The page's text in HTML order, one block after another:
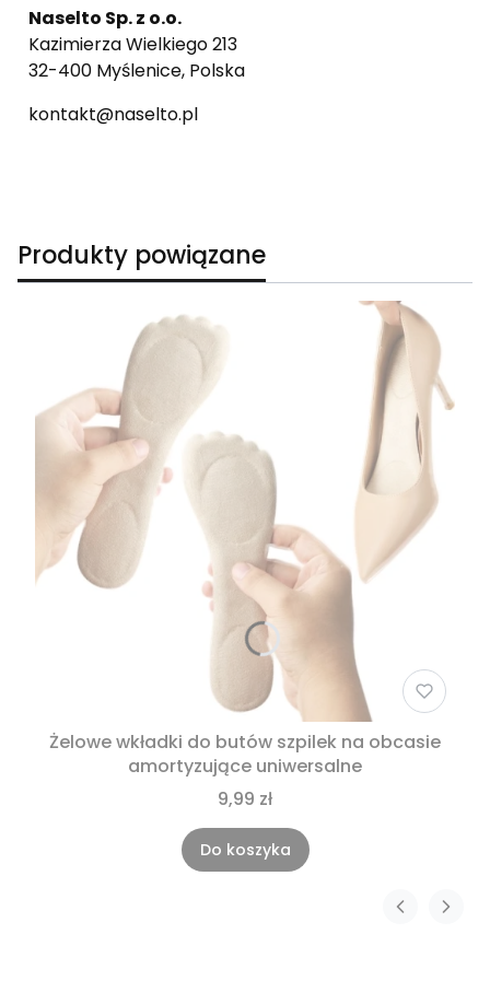
Naselto Sp. z o.o.
Kazimierza Wielkiego 213
32-400 Myślenice, Polska
kontakt@naselto.pl
Produkty powiązane
Żelowe wkładki do butów szpilek na obcasie
amortyzujące uniwersalne
9,99 zł
Do koszyka